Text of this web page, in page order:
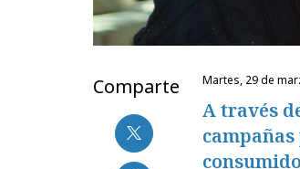
Comparte martes, 29 de
A través